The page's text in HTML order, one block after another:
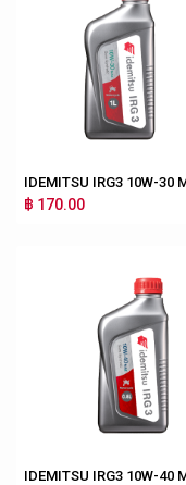
IDEMITSU IRG3 10W-30
฿ 170.00
IDEMITSU IRG3 10W-40